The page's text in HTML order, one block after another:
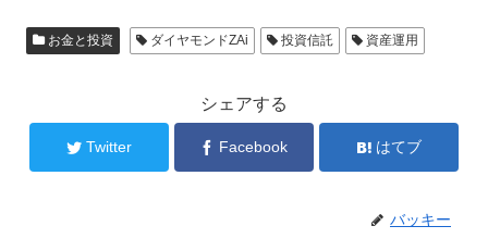
お金と投資 ダイヤモンドZAi 投資信託 資産運用
シェアする
Twitter Facebook はてブ
バッキー